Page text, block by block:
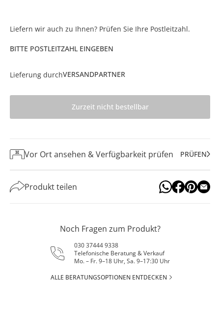
Liefern wir auch zu Ihnen? Prüfen Sie Ihre Postleitzahl.
BITTE POSTLEITZAHL EINGEBEN
Lieferung durchVERSANDPARTNER
Zurzeit nicht bestellbar
Vor Ort ansehen & Verfügbarkeit prüfen PRÜFEN
Produkt teilen
Noch Fragen zum Produkt?
030 37444 9338
Telefonische Beratung & Verkauf
Mo. – Fr. 9–18 Uhr, Sa. 9–17:30 Uhr
ALLE BERATUNGSOPTIONEN ENTDECKEN